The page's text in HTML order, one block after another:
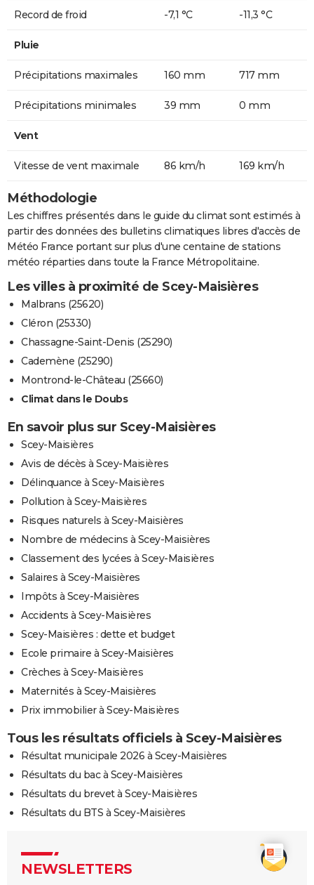
Record de froid -7,1 °C -11,3 °C
Pluie
Précipitations maximales 160 mm 717 mm
Précipitations minimales 39 mm 0 mm
Vent
Vitesse de vent maximale 86 km/h 169 km/h
Méthodologie
Les chiffres présentés dans le guide du climat sont estimés à
partir des données des bulletins climatiques libres d'accès de
Météo France portant sur plus d'une centaine de stations
météo réparties dans toute la France Métropolitaine.
Les villes à proximité de Scey-Maisières
Malbrans (25620)
Cléron (25330)
Chassagne-Saint-Denis (25290)
Cademène (25290)
Montrond-le-Château (25660)
Climat dans le Doubs
En savoir plus sur Scey-Maisières
Scey-Maisières
Avis de décès à Scey-Maisières
Délinquance à Scey-Maisières
Pollution à Scey-Maisières
Risques naturels à Scey-Maisières
Nombre de médecins à Scey-Maisières
Classement des lycées à Scey-Maisières
Salaires à Scey-Maisières
Impôts à Scey-Maisières
Accidents à Scey-Maisières
Scey-Maisières : dette et budget
Ecole primaire à Scey-Maisières
Crèches à Scey-Maisières
Maternités à Scey-Maisières
Prix immobilier à Scey-Maisières
Tous les résultats officiels à Scey-Maisières
Résultat municipale 2026 à Scey-Maisières
Résultats du bac à Scey-Maisières
Résultats du brevet à Scey-Maisières
Résultats du BTS à Scey-Maisières
NEWSLETTERS